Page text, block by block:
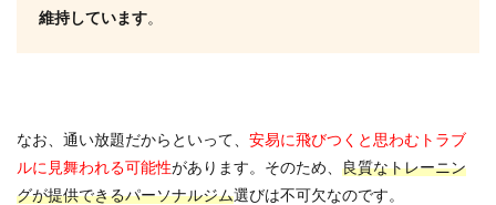
す
禁止
です
維持しています。
なお、通い放題だからといって
安易に飛びつくと思わむトラブ
ルに見舞われる可能性があります。そのため、 良質なトレーニン
グが提供できるパーソナルジム選びは不可欠なのです。